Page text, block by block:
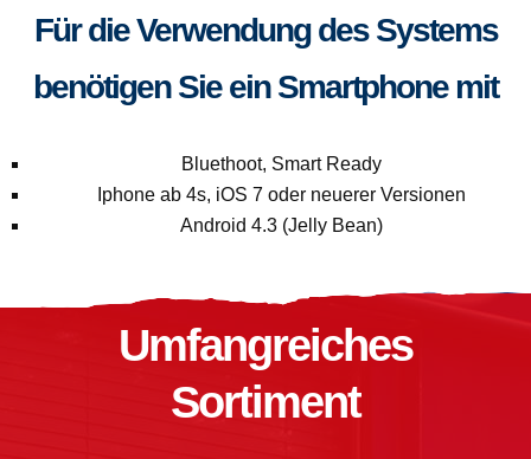
Für die Verwendung des Systems
benötigen Sie ein Smartphone mit
Bluethoot, Smart Ready
Iphone ab 4s, iOS 7 oder neuerer Versionen
Android 4.3 (Jelly Bean)
Umfangreiches
Sortiment